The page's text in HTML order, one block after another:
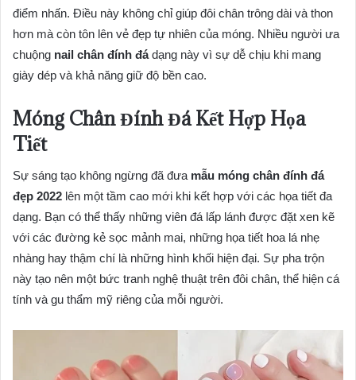
điểm nhấn. Điều này không chỉ giúp đôi chân trông dài và thon
hơn mà còn tôn lên vẻ đẹp tự nhiên của móng. Nhiều người ưa
chuộng nail chân đính đádạng này vì sự dễ chịu khi mang
giày dép và khả năng giữ độ bền cao.
Móng Chân Đính Đá Kết Hợp Họa
Tiết
Sự sáng tạo không ngừng đã đưa mẫu móng chân đính đá
đẹp 2022 lên một tầm cao mới khi kết hợp với các họa tiết đa
dạng. Bạn có thể thấy những viên đá lấp lánh được đặt xen kẽ
với các đường kẻ sọc mảnh mai, những họa tiết hoa lá nhẹ
nhàng hay thậm chí là những hình khối hiện đại. Sự pha trộn
này tạo nên một bức tranh nghệ thuật trên đôi chân, thể hiện cá
tính và gu thẩm mỹ riêng của mỗi người.